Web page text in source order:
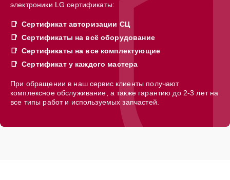
электроники LG сертификаты:
Сертификат авторизации СЦ
Сертификаты на всё оборудование
Сертификаты на все комплектующие
Сертификат у каждого мастера
При обращении в наш сервис клиенты получают
комплексное обслуживание, а также гарантию до 2-3 лет на
все типы работ и используемых запчастей.